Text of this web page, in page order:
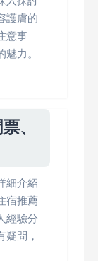
護膚的
意事
力。
、
細介紹
宿推薦
經驗分
疑問，